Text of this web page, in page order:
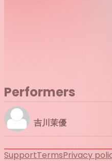
Performers
吉川茉優
SupportTermsPrivacy